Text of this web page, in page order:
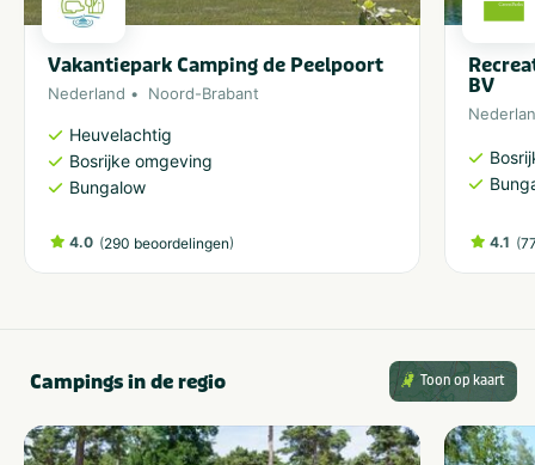
Vakantiepark Camping de Peelpoort
Nederland Noord-Brabant
Heuvelachtig
Bosrijke omgeving
Bungalow
4.0 (290 beoordelingen)
BV
4.1 (
Campings in de regio Toon op kaart